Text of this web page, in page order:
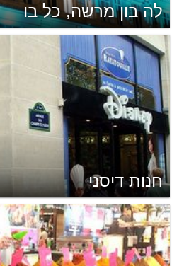
לה בון מרשה, כל בו
חנות דיסני